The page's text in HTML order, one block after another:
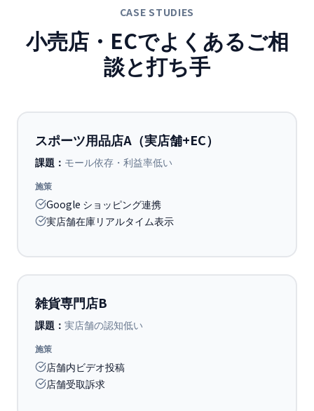
CASE STUDIES
小売店・ECでよくあるご相
談と打ち手
スポーツ用品店A（実店舗+EC）
課題： モール依存・利益率低い
施策
Google ショッピング連携
実店舗在庫リアルタイム表示
雑貨専門店B
課題： 実店舗の認知低い
施策
店舗内ビデオ投稿
店舗受取訴求